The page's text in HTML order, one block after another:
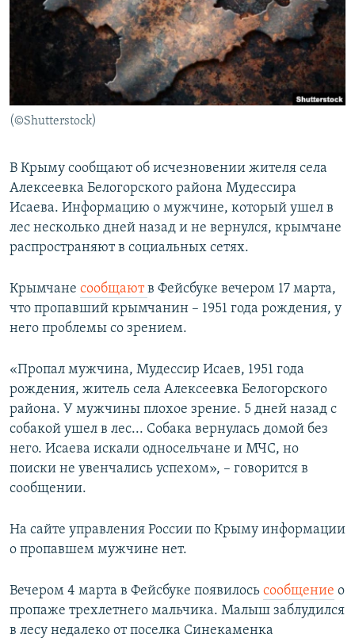
ПОБЕДИТЕЛЕЙ НЕ СУДЯТ?
КРЫМ.НЕПОКОРЕННЫЙ
УКРАИНСКАЯ ПРОБЛЕМА КРЫМА
ПРИСОЕДИНЯЙТЕСЬ!
Все сайты RFE/RL
(©Shutterstock)
В Крыму сообщают об исчезновении жителя села
Алексеевка Белогорского района Мудессира
Исаева. Информацию о мужчине, который ушел в
лес несколько дней назад и не вернулся, крымчане
распространяют в социальных сетях.
Крымчане сообщаютв Фейсбуке вечером 17 марта,
что пропавший крымчанин – 1951 года рождения, у
него проблемы со зрением.
«Пропал мужчина, Мудессир Исаев, 1951 года
рождения, житель села Алексеевка Белогорского
района. У мужчины плохое зрение. 5 дней назад с
собакой ушел в лес... Собака вернулась домой без
него. Исаева искали односельчане и МЧС, но
поиски не увенчались успехом», – говорится в
сообщении.
На сайте управления России по Крыму информации
о пропавшем мужчине нет.
Вечером 4 марта в Фейсбуке появилось сообщение о
пропаже трехлетнего мальчика. Малыш заблудился
в лесу недалеко от поселка Синекаменка